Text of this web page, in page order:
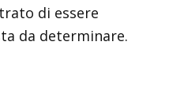
di essere
da determinare.